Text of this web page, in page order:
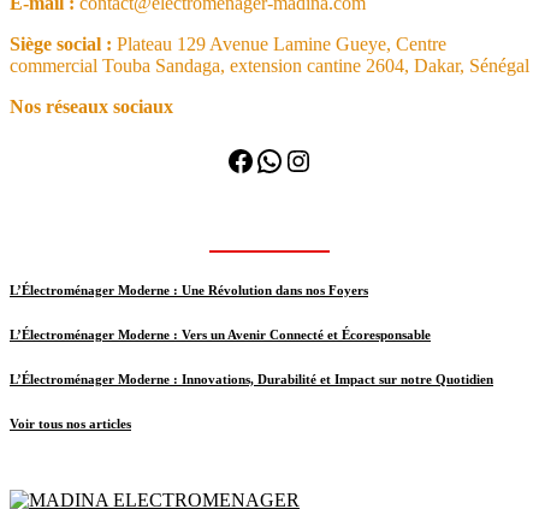
Siège social : Plateau 129 Avenue Lamine Gueye, Centre
commercial Touba Sandaga, extension cantine 2604, Dakar, Sénégal
Nos réseaux sociaux
Facebook
WhatsApp
Instagram
L’Électroménager Moderne : Une Révolution dans nos Foyers
L’Électroménager Moderne : Vers un Avenir Connecté et Écoresponsable
L’Électroménager Moderne : Innovations, Durabilité et Impact sur notre Quotidien
Voir tous nos articles